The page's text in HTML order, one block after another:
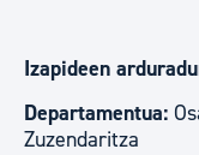
Izapideen
Departamentua:
Zuzendaritza